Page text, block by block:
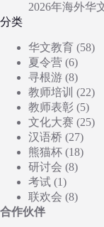
2026年海外华
分类
华文教育 (58)
夏令营 (6)
寻根游 (8)
教师培训 (22)
教师表彰 (5)
文化大赛 (25)
汉语桥 (27)
熊猫杯 (18)
研讨会 (8)
考试 (1)
联欢会 (8)
合作伙伴